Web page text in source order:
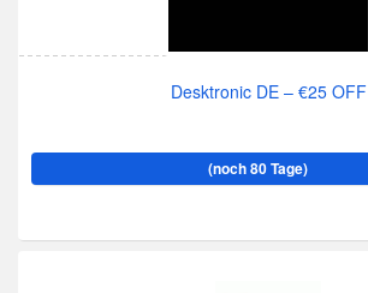
Desktronic DE – €25 OFF
(noch 80 Tage)